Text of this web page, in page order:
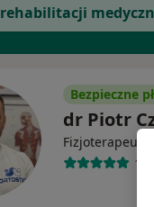
Bezpieczne
dr Piotr
Fizjoterapeuta
10